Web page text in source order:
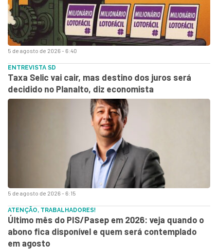
5 de agosto de 2026 - 6:40
5 de agosto de 2026 - 6:15
ENTREVISTA SD
Taxa Selic vai cair, mas destino dos juros será
decidido no Planalto, diz economista
ATENÇÃO, TRABALHADORES!
Último mês do PIS/Pasep em 2026: veja quando o
abono fica disponível e quem será contemplado
em agosto